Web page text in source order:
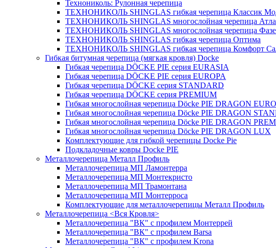
Технониколь: Рулонная черепица
ТЕХНОНИКОЛЬ SHINGLAS гибкая черепица Классик
ТЕХНОНИКОЛЬ SHINGLAS многослойная черепица
ТЕХНОНИКОЛЬ SHINGLAS многослойная черепица
ТЕХНОНИКОЛЬ SHINGLAS гибкая черепица Оптима
ТЕХНОНИКОЛЬ SHINGLAS гибкая черепица Комфорт
Гибкая битумная черепица (мягкая кровля) Docke
Гибкая черепица DÖCKE PIE серия EURASIA
Гибкая черепица DÖCKE PIE серия EUROPA
Гибкая черепица DÖCKE серия STANDARD
Гибкая черепица DÖCKE серия PREMIUM
Гибкая многослойная черепица Döcke PIE DRAGON
Гибкая многослойная черепица Döcke PIE DRAGON
Гибкая многослойная черепица Döcke PIE DRAGON
Гибкая многослойная черепица Döcke PIE DRAGON LUX
Комплектующие для гибкой черепицы Docke Pie
Подкладочные ковры Docke PIE
Металлочерепица Металл Профиль
Металлочерепица МП Ламонтерра
Металлочерепица МП Монтекристо
Металлочерепица МП Трамонтана
Металлочерепица МП Монтерроса
Комплектующие для металлочерепицы Металл Профиль
Металлочерепица <Вся Кровля>
Металлочерепица "ВК" с профилем Монтеррей
Металлочерепица "ВК" с профилем Barsa
Металлочерепица "ВК" с профилем Krona